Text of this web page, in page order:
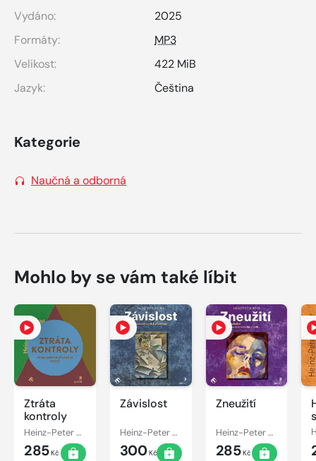
Vydáno:
2025
Formáty:
MP3
Velikost:
422 MiB
Jazyk:
Čeština
Kategorie
Naučná a odborná
Mohlo by se vám také líbit
Ztráta
kontroly
Heinz-Peter Röhr
285Kč
Závislost
Heinz-Peter Röhr
300Kč
Zneužití
Heinz-Peter Röhr
285Kč